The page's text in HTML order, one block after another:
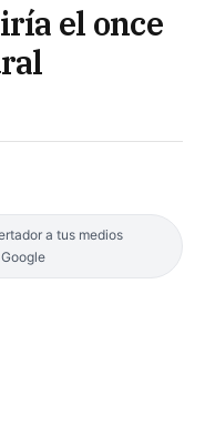
el once
a tus medios